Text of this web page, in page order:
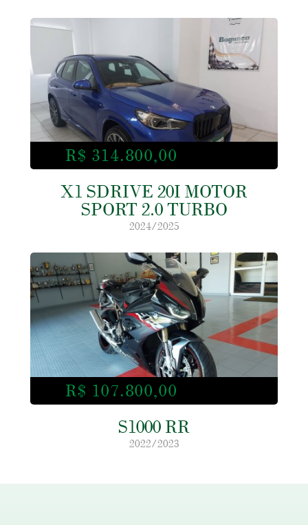
R$ 314.800,00
X1 SDRIVE 20I MOTOR
SPORT 2.0 TURBO
2024/2025
R$ 107.800,00
S1000 RR
2022/2023